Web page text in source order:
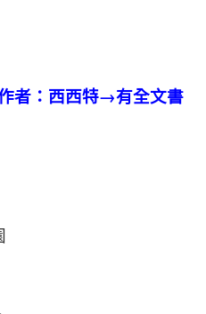
者：西西特→有全文書